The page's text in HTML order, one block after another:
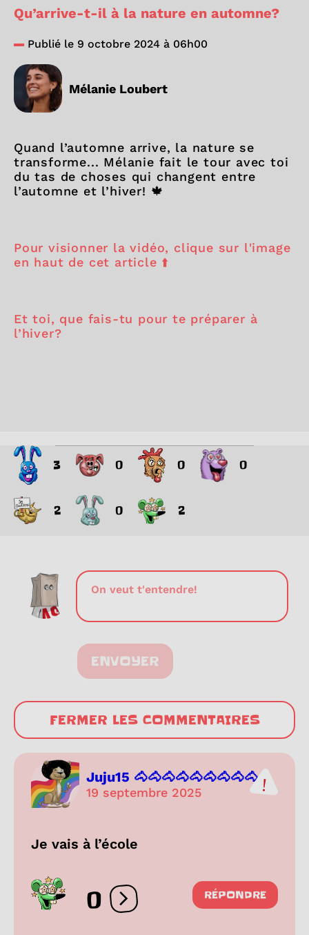
Qu’arrive-t-il à la nature en automne?
Publié le 9 octobre 2024 à 06h00
Mélanie Loubert
Quand l’automne arrive, la nature se
transforme... Mélanie fait le tour avec toi
du tas de choses qui changent entre
l’automne et l’hiver! 🍁
Pour visionner la vidéo, clique sur l'image
en haut de cet article ⬆️
Et toi, que fais-tu pour te préparer à
l’hiver?
3 0 0 0
2 0 2
ENVOYER
FERMER LES COMMENTAIRES
Juju15 🐴🐴🐴🐴🐴🐴🐴🐴🐴...
19 septembre 2025
Je vais à l’école
0 Ouvrir les réactions
RÉPONDRE